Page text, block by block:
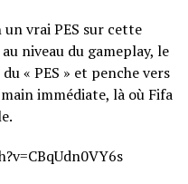
un vrai PES sur cette
niveau du gameplay, le
« PES » et penche vers
immédiate, là où Fifa